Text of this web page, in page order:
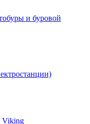
и буровой
Viking